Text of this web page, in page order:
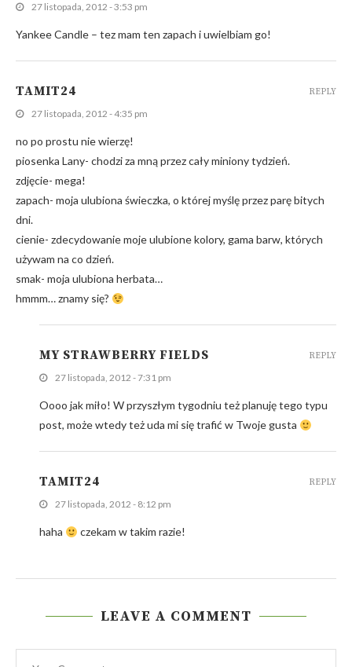
27 listopada, 2012 - 3:53 pm
Yankee Candle – tez mam ten zapach i uwielbiam go!
TAMIT24
27 listopada, 2012 - 4:35 pm
no po prostu nie wierzę!
piosenka Lany- chodzi za mną przez cały miniony tydzień.
zdjęcie- mega!
zapach- moja ulubiona świeczka, o której myślę przez parę bitych
dni.
cienie- zdecydowanie moje ulubione kolory, gama barw, których
używam na co dzień.
smak- moja ulubiona herbata…
hmmm… znamy się?
REPLY
MY STRAWBERRY FIELDS
27 listopada, 2012 - 7:31 pm
Oooo jak miło! W przyszłym tygodniu też planuję tego typu
post, może wtedy też uda mi się trafić w Twoje gusta
REPLY
TAMIT24
27 listopada, 2012 - 8:12 pm
haha czekam w takim razie!
REPLY
LEAVE A COMMENT